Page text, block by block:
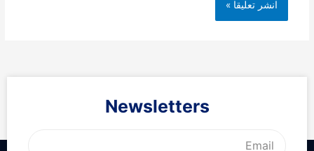
Newsletters